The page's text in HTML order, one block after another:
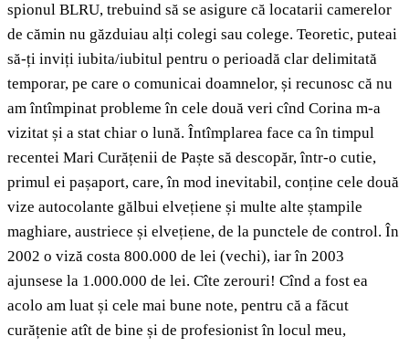
spionul BLRU, trebuind să se asigure că locatarii camerelor
de cămin nu găzduiau alți colegi sau colege. Teoretic, puteai
să-ți inviți iubita/iubitul pentru o perioadă clar delimitată
temporar, pe care o comunicai doamnelor, și recunosc că nu
am întîmpinat probleme în cele două veri cînd Corina m-a
vizitat și a stat chiar o lună. Întîmplarea face ca în timpul
recentei Mari Curățenii de Paște să descopăr, într-o cutie,
primul ei pașaport, care, în mod inevitabil, conține cele două
vize autocolante gălbui elvețiene și multe alte ștampile
maghiare, austriece și elvețiene, de la punctele de control. În
2002 o viză costa 800.000 de lei (vechi), iar în 2003
ajunsese la 1.000.000 de lei. Cîte zerouri! Cînd a fost ea
acolo am luat și cele mai bune note, pentru că a făcut
curățenie atît de bine și de profesionist în locul meu,